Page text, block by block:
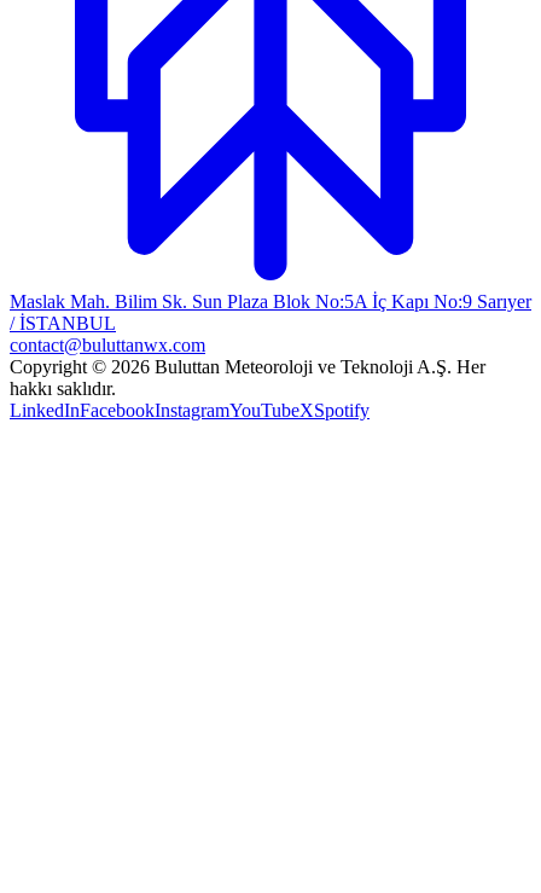
Maslak Mah. Bilim Sk. Sun Plaza Blok No:5A İç Kapı No:9 Sarıyer
/ İSTANBUL
contact@buluttanwx.com
Copyright © 2026 Buluttan Meteoroloji ve Teknoloji A.Ş. Her
hakkı saklıdır.
LinkedInFacebookInstagramYouTubeXSpotify